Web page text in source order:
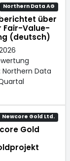
Northern Data AG
über
Fair-Value-
(deutsch)
Data
Newcore Gold Ltd.
Gold